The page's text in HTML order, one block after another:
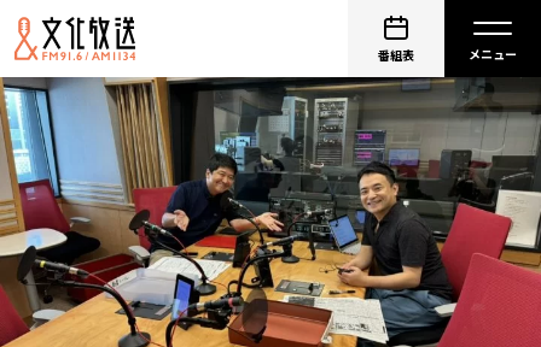
番組表